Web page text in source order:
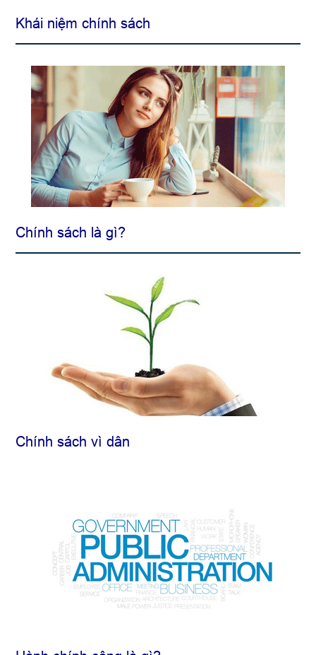
Khái niệm chính sách
Chính sách là gì?
Chính sách vì dân